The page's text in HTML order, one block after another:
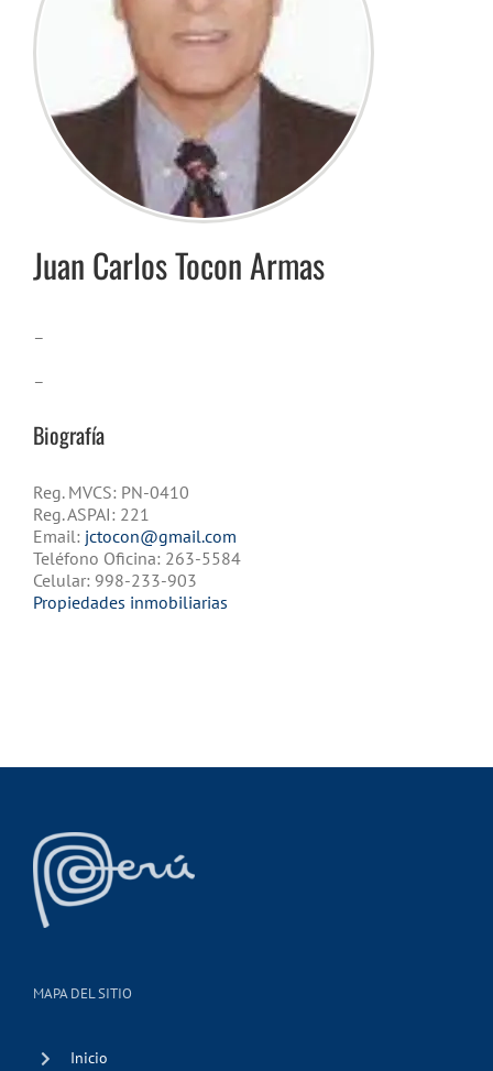
Juan CarlosTocon Armas
–
–
Biografía
Reg. MVCS: PN-0410
Reg. ASPAI: 221
Email: jctocon@gmail.com
Teléfono Oficina: 263-5584
Celular: 998-233-903
Propiedades inmobiliarias
MAPA DEL SITIO
Inicio